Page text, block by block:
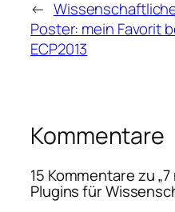
←
Poster: mein Favorit
ECP2013
Kommentare
15 Kommentare zu
Plugins für